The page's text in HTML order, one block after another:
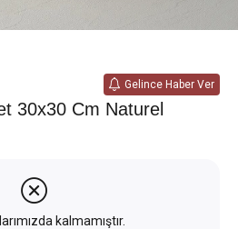
Gelince Haber Ver
30x30 Cm Naturel
kalmamıştır.